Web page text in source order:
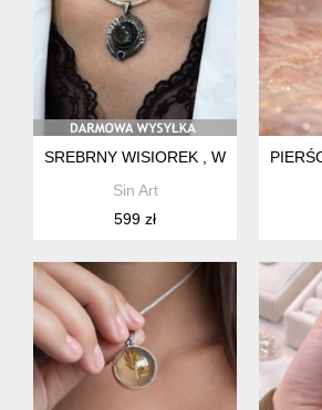
SREBRNY WISIOREK , WISIOR
Sin Art
599 zł